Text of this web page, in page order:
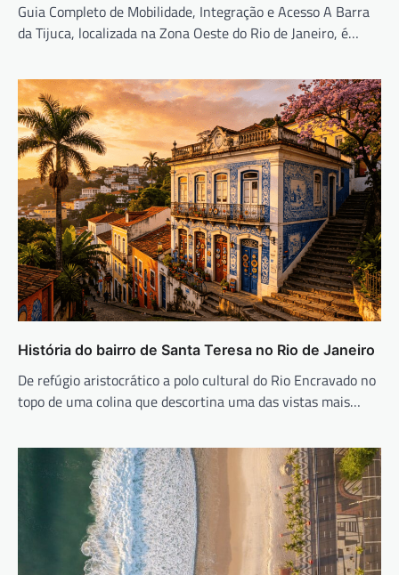
Guia Completo de Mobilidade, Integração e Acesso A Barra
da Tijuca, localizada na Zona Oeste do Rio de Janeiro, é…
História do bairro de Santa Teresa no Rio de Janeiro
De refúgio aristocrático a polo cultural do Rio Encravado no
topo de uma colina que descortina uma das vistas mais…